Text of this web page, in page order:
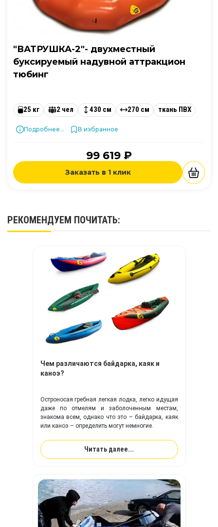
"ВАТРУШКА-2"- двухместный
буксируемый надувной аттракцион
тюбинг
25 кг 2 чел 430 см 270 см ткань ПВХ
Подробнее... В избранное
99 619 ₽
Заказать в 1 клик
РЕКОМЕНДУЕМ ПОЧИТАТЬ:
Чем различаются байдарка, каяк и
каноэ?
Остроносая гребная легкая лодка, легко идущая
даже по отмелям и заболоченным местам,
знакома всем, однако что это – байдарка, каяк
или каноэ – определить могут немногие.
Читать далее...